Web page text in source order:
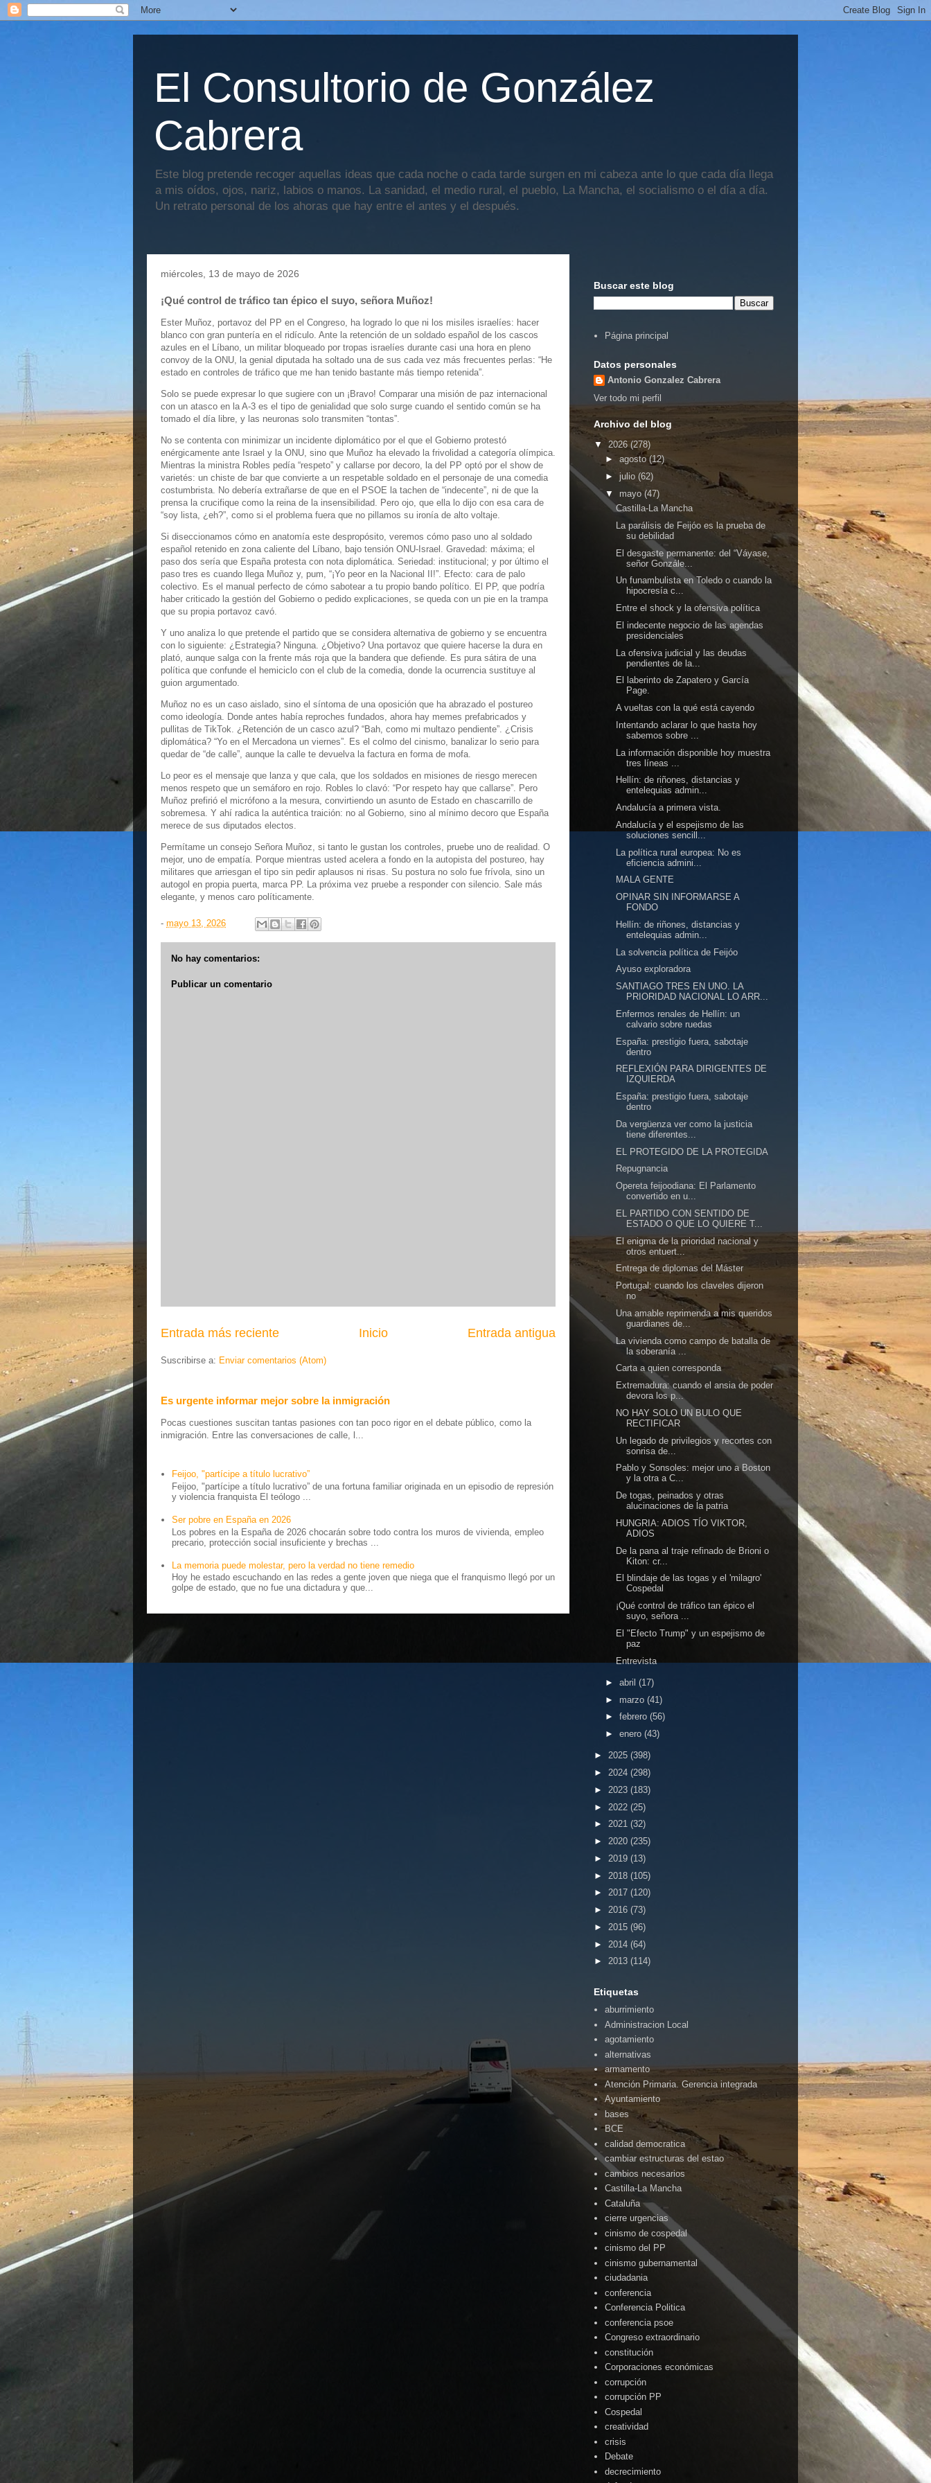
El Consultorio de González
Cabrera
Este blog pretende recoger aquellas ideas que cada noche o cada tarde surgen en mi cabeza ante lo que cada día llega
a mis oídos, ojos, nariz, labios o manos. La sanidad, el medio rural, el pueblo, La Mancha, el socialismo o el día a día.
Un retrato personal de los ahoras que hay entre el antes y el después.
miércoles, 13 de mayo de 2026
¡Qué control de tráfico tan épico el suyo, señora Muñoz!
Ester Muñoz, portavoz del PP en el Congreso, ha logrado lo que ni los misiles israelíes: hacer
blanco con gran puntería en el ridículo. Ante la retención de un soldado español de los cascos
azules en el Líbano, un militar bloqueado por tropas israelíes durante casi una hora en pleno
convoy de la ONU, la genial diputada ha soltado una de sus cada vez más frecuentes perlas: “He
estado en controles de tráfico que me han tenido bastante más tiempo retenida”.
Solo se puede expresar lo que sugiere con un ¡Bravo! Comparar una misión de paz internacional
con un atasco en la A-3 es el tipo de genialidad que solo surge cuando el sentido común se ha
tomado el día libre, y las neuronas solo transmiten “tontas”.
No se contenta con minimizar un incidente diplomático por el que el Gobierno protestó
enérgicamente ante Israel y la ONU, sino que Muñoz ha elevado la frivolidad a categoría olímpica.
Mientras la ministra Robles pedía “respeto” y callarse por decoro, la del PP optó por el show de
varietés: un chiste de bar que convierte a un respetable soldado en el personaje de una comedia
costumbrista. No debería extrañarse de que en el PSOE la tachen de “indecente”, ni de que la
prensa la crucifique como la reina de la insensibilidad. Pero ojo, que ella lo dijo con esa cara de
“soy lista, ¿eh?”, como si el problema fuera que no pillamos su ironía de alto voltaje.
Si diseccionamos cómo en anatomía este despropósito, veremos cómo paso uno al soldado
español retenido en zona caliente del Líbano, bajo tensión ONU-Israel. Gravedad: máxima; el
paso dos sería que España protesta con nota diplomática. Seriedad: institucional; y por último el
paso tres es cuando llega Muñoz y, pum, “¡Yo peor en la Nacional II!”. Efecto: cara de palo
colectivo. Es el manual perfecto de cómo sabotear a tu propio bando político. El PP, que podría
haber criticado la gestión del Gobierno o pedido explicaciones, se queda con un pie en la trampa
que su propia portavoz cavó.
Y uno analiza lo que pretende el partido que se considera alternativa de gobierno y se encuentra
con lo siguiente: ¿Estrategia? Ninguna. ¿Objetivo? Una portavoz que quiere hacerse la dura en
plató, aunque salga con la frente más roja que la bandera que defiende. Es pura sátira de una
política que confunde el hemiciclo con el club de la comedia, donde la ocurrencia sustituye al
guion argumentado.
Muñoz no es un caso aislado, sino el síntoma de una oposición que ha abrazado el postureo
como ideología. Donde antes había reproches fundados, ahora hay memes prefabricados y
pullitas de TikTok. ¿Retención de un casco azul? “Bah, como mi multazo pendiente”. ¿Crisis
diplomática? “Yo en el Mercadona un viernes”. Es el colmo del cinismo, banalizar lo serio para
quedar de “de calle”, aunque la calle te devuelva la factura en forma de mofa.
Lo peor es el mensaje que lanza y que cala, que los soldados en misiones de riesgo merecen
menos respeto que un semáforo en rojo. Robles lo clavó: “Por respeto hay que callarse”. Pero
Muñoz prefirió el micrófono a la mesura, convirtiendo un asunto de Estado en chascarrillo de
sobremesa. Y ahí radica la auténtica traición: no al Gobierno, sino al mínimo decoro que España
merece de sus diputados electos.
Permítame un consejo Señora Muñoz, si tanto le gustan los controles, pruebe uno de realidad. O
mejor, uno de empatía. Porque mientras usted acelera a fondo en la autopista del postureo, hay
militares que arriesgan el tipo sin pedir aplausos ni risas. Su postura no solo fue frívola, sino un
autogol en propia puerta, marca PP. La próxima vez pruebe a responder con silencio. Sale más
elegante, y menos caro políticamente.
- mayo 13, 2026
No hay comentarios:
Publicar un comentario
Entrada más reciente Entrada antigua
Inicio
Suscribirse a: Enviar comentarios (Atom)
Es urgente informar mejor sobre la inmigración
Pocas cuestiones suscitan tantas pasiones con tan poco rigor en el debate público, como la
inmigración. Entre las conversaciones de calle, l...
Feijoo, "partícipe a título lucrativo”
Feijoo, "partícipe a título lucrativo” de una fortuna familiar originada en un episodio de represión
y violencia franquista El teólogo ...
Ser pobre en España en 2026
Los pobres en la España de 2026 chocarán sobre todo contra los muros de vivienda, empleo
precario, protección social insuficiente y brechas ...
La memoria puede molestar, pero la verdad no tiene remedio
Hoy he estado escuchando en las redes a gente joven que niega que el franquismo llegó por un
golpe de estado, que no fue una dictadura y que...
Buscar este blog
Página principal
Datos personales
Antonio Gonzalez Cabrera
Ver todo mi perfil
Archivo del blog
▼ 2026 (278)
► agosto(12)
► julio (62)
▼ mayo(47)
Castilla-La Mancha
La parálisis de Feijóo es la prueba de
su debilidad
El desgaste permanente: del “Váyase,
señor Gonzále...
Un funambulista en Toledo o cuando la
hipocresía c...
Entre el shock y la ofensiva política
El indecente negocio de las agendas
presidenciales
La ofensiva judicial y las deudas
pendientes de la...
El laberinto de Zapatero y García
Page.
A vueltas con la qué está cayendo
Intentando aclarar lo que hasta hoy
sabemos sobre ...
La información disponible hoy muestra
tres líneas ...
Hellín: de riñones, distancias y
entelequias admin...
Andalucía a primera vista.
Andalucía y el espejismo de las
soluciones sencill...
La política rural europea: No es
eficiencia admini...
MALA GENTE
OPINAR SIN INFORMARSE A
FONDO
Hellín: de riñones, distancias y
entelequias admin...
La solvencia política de Feijóo
Ayuso exploradora
SANTIAGO TRES EN UNO. LA
PRIORIDAD NACIONAL LO ARR...
Enfermos renales de Hellín: un
calvario sobre ruedas
España: prestigio fuera, sabotaje
dentro
REFLEXIÓN PARA DIRIGENTES DE
IZQUIERDA
España: prestigio fuera, sabotaje
dentro
Da vergüenza ver como la justicia
tiene diferentes...
EL PROTEGIDO DE LA PROTEGIDA
Repugnancia
Opereta feijoodiana: El Parlamento
convertido en u...
EL PARTIDO CON SENTIDO DE
ESTADO O QUE LO QUIERE T...
El enigma de la prioridad nacional y
otros entuert...
Entrega de diplomas del Máster
Portugal: cuando los claveles dijeron
no
Una amable reprimenda a mis queridos
guardianes de...
La vivienda como campo de batalla de
la soberanía ...
Carta a quien corresponda
Extremadura: cuando el ansia de poder
devora los p...
NO HAY SOLO UN BULO QUE
RECTIFICAR
Un legado de privilegios y recortes con
sonrisa de...
Pablo y Sonsoles: mejor uno a Boston
y la otra a C...
De togas, peinados y otras
alucinaciones de la patria
HUNGRIA: ADIOS TÍO VIKTOR,
ADIOS
De la pana al traje refinado de Brioni o
Kiton: cr...
El blindaje de las togas y el 'milagro'
Cospedal
¡Qué control de tráfico tan épico el
suyo, señora ...
El "Efecto Trump" y un espejismo de
paz
Entrevista
► abril (17)
► marzo (41)
► febrero (56)
► enero (43)
► 2025 (398)
► 2024 (298)
► 2023 (183)
► 2022 (25)
► 2021 (32)
► 2020 (235)
► 2019 (13)
► 2018 (105)
► 2017 (120)
► 2016 (73)
► 2015 (96)
► 2014 (64)
► 2013 (114)
Etiquetas
aburrimiento
Administracion Local
agotamiento
alternativas
armamento
Atención Primaria. Gerencia integrada
Ayuntamiento
bases
BCE
calidad democratica
cambiar estructuras del estao
cambios necesarios
Castilla-La Mancha
Cataluña
cierre urgencias
cinismo de cospedal
cinismo del PP
cinismo gubernamental
ciudadania
conferencia
Conferencia Politica
conferencia psoe
Congreso extraordinario
constitución
Corporaciones económicas
corrupción
corrupción PP
Cospedal
creatividad
crisis
Debate
decrecimiento